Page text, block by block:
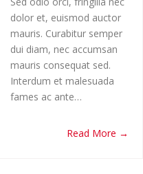
dolor et, euismod auctor
mauris. Curabitur semper
dui diam, nec accumsan
mauris consequat sed.
Interdum et malesuada
fames ac ante…
Read More →